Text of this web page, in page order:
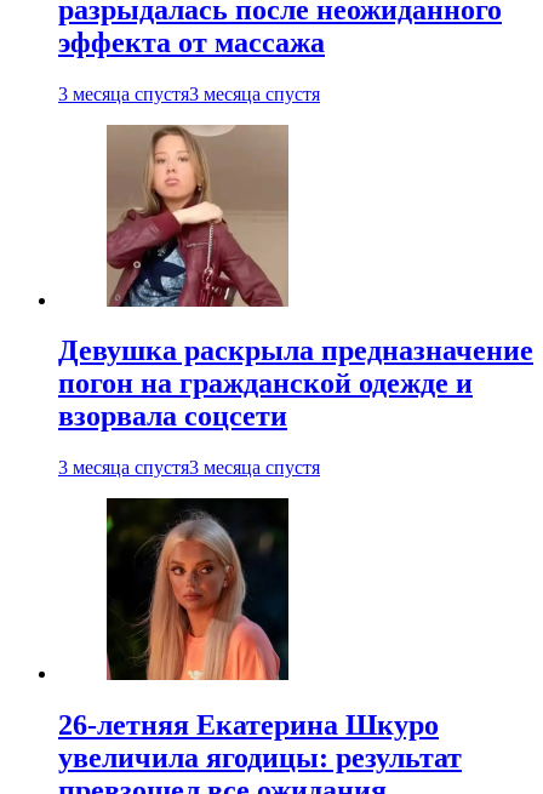
разрыдалась после неожиданного
эффекта от массажа
3 месяца спустя3 месяца спустя
Девушка раскрыла предназначение
погон на гражданской одежде и
взорвала соцсети
3 месяца спустя3 месяца спустя
26-летняя Екатерина Шкуро
увеличила ягодицы: результат